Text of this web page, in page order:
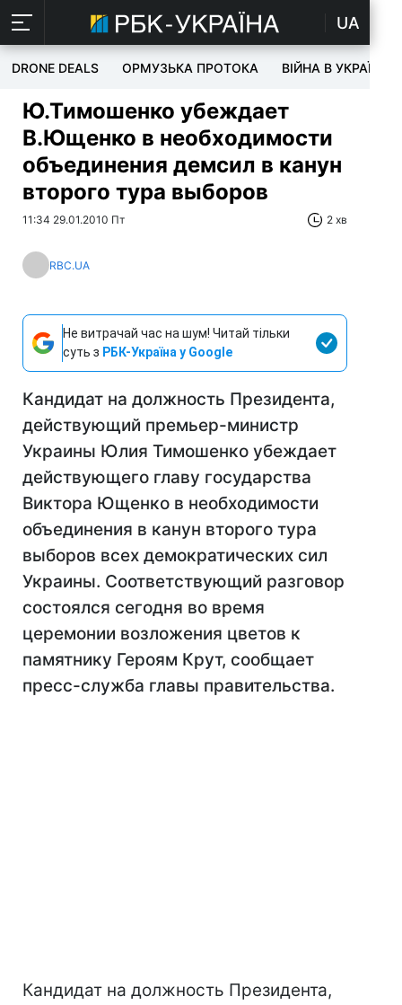
UA
DRONE DEALS ОРМУЗЬКА ПРОТОКА ВІЙНА В УКРАЇНІ
Ю.Тимошенко убеждает
В.Ющенко в необходимости
объединения демсил в канун
второго тура выборов
11:34 29.01.2010 Пт 2 хв
RBC.UA
Не витрачай час на шум! Читай тільки
суть з РБК-Україна у Google
Кандидат на должность Президента,
действующий премьер-министр
Украины Юлия Тимошенко убеждает
действующего главу государства
Виктора Ющенко в необходимости
объединения в канун второго тура
выборов всех демократических сил
Украины. Соответствующий разговор
состоялся сегодня во время
церемонии возложения цветов к
памятнику Героям Крут, сообщает
пресс-служба главы правительства.
Кандидат на должность Президента,